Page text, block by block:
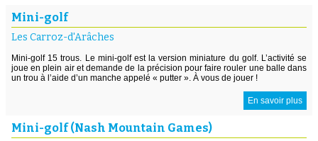
Mini-golf
Les Carroz-d'Arâches
Mini-golf 15 trous. Le mini-golf est la version miniature du golf. L’activité se
joue en plein air et demande de la précision pour faire rouler une balle dans
un trou à l’aide d’un manche appelé « putter ». À vous de jouer !
En savoir plus
Mini-golf (Nash Mountain Games)